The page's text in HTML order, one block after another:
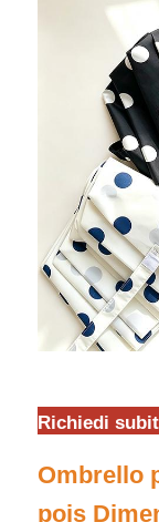
Casa
Prodotti
Fatory Tour
Richiedi
Ombrello
pois